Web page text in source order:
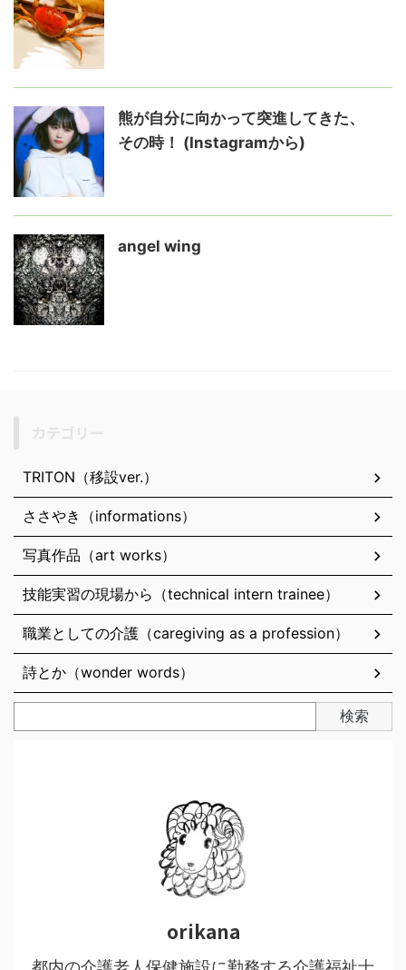
熊が自分に向かって突進してきた、
その時！ (Instagramから)
angel wing
TRITON（移設ver.）
ささやき（informations）
写真作品（art works）
技能実習の現場から（technical intern trainee）
職業としての介護（caregiving as a profession）
詩とか（wonder words）
検索
orikana